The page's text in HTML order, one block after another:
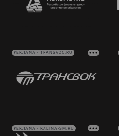
РЕКЛАМА • TRANSVOC.RU
РЕКЛАМА • KALINA-SM.RU